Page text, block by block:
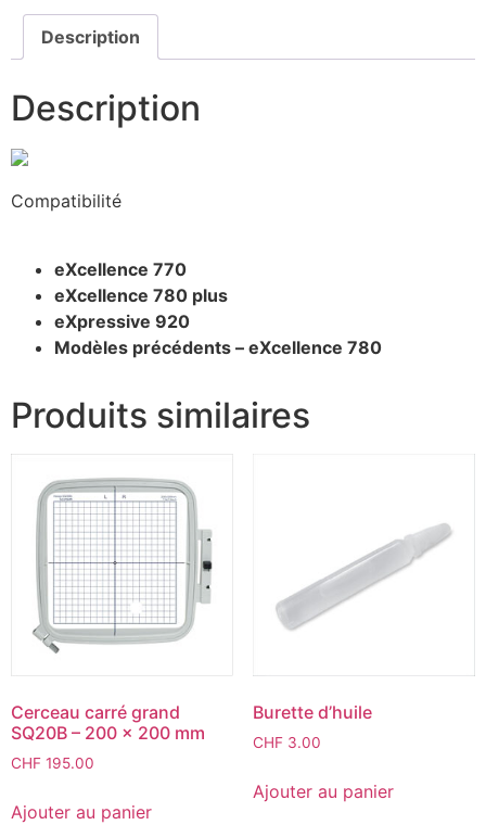
Description
Description
Compatibilité
eXcellence 770
eXcellence 780 plus
eXpressive 920
Modèles précédents – eXcellence 780
Produits similaires
Cerceau carré grand
SQ20B – 200 x 200 mm
CHF 195.00
Ajouter au panier
Burette d’huile
CHF3.00
Ajouter au panier